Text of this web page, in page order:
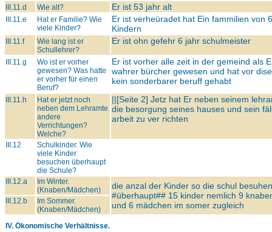
III.11.d Wie alt? Er ist 53 jahr alt
III.11.e
Hat er Familie? Wie
viele Kinder?
Er ist verheüradet hat Ein fammilien von
Kindern
III.11.f
Wie lang ist er
Schullehrer?
Er ist ohn gefehr 6 jahr schulmeister
III.11.g
Wo ist er vorher
gewesen? Was hatte
er vorher für einen
Beruf?
Er ist vorher alle zeit in der gemeind als
wahrer bürcher gewesen und hat vor
kein sonderbarer beruff gehabt
III.11.h
Hat er jetzt noch
neben dem Lehramte
andere
Verrichtungen?
Welche?
||[Seite 2] Jetz hat Er neben seinem
die besorgung seines hauses und sein
arbeit zu ver richten
III.12
Schulkinder. Wie
viele Kinder
besuchen überhaupt
die Schule?
III.12.a
Im Winter.
(Knaben/Mädchen)
die anzal der Kinder so die schul
#überhaupt## 15 kinder nemlich 9
und 6 mädchen im somer zugleich
III.12.b
Im Sommer.
(Knaben/Mädchen)
IV. Ökonomische Verhältnisse.